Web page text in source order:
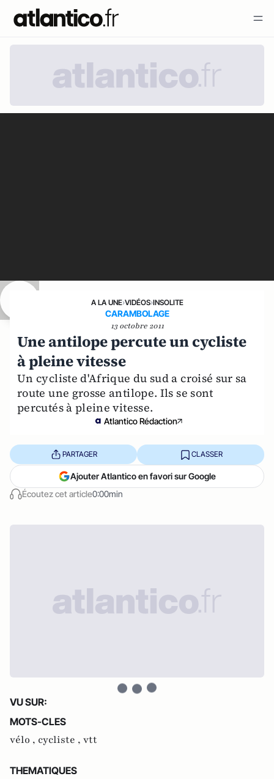
A LA UNE›VIDÉOS›INSOLITE
CARAMBOLAGE
13 octobre 2011
Une antilope percute un cycliste
à pleine vitesse
Un cycliste d'Afrique du sud a croisé sur sa
route une grosse antilope. Ils se sont
percutés à pleine vitesse.
Atlantico Rédaction
Écoutez cet article0:00min
PARTAGER CLASSER
Ajouter Atlantico en favori sur Google
VU SUR:
MOTS-CLES
vélo , cycliste , vtt
THEMATIQUES